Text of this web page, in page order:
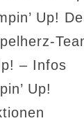
Up!
– Infos
Up!